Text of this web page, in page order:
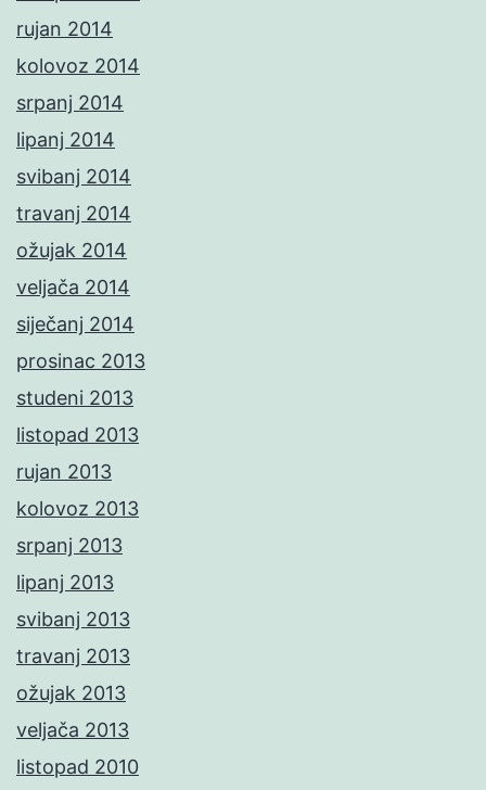
rujan 2014
kolovoz 2014
srpanj 2014
lipanj 2014
svibanj 2014
travanj 2014
ožujak 2014
veljača 2014
siječanj 2014
prosinac 2013
studeni 2013
listopad 2013
rujan 2013
kolovoz 2013
srpanj 2013
lipanj 2013
svibanj 2013
travanj 2013
ožujak 2013
veljača 2013
listopad 2010